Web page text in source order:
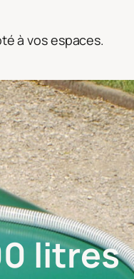
à vos espaces.
litres